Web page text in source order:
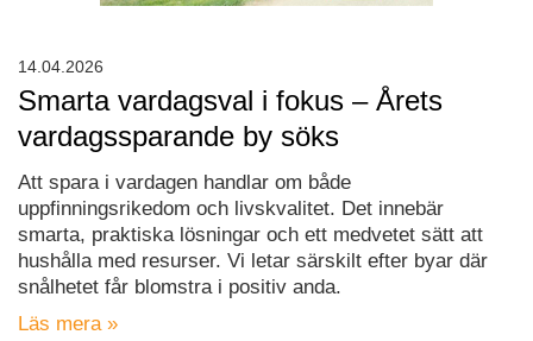
Smarta vardagsval i fokus – Årets
vardagssparande by söks
Att spara i vardagen handlar om både
uppfinningsrikedom och livskvalitet. Det innebär
smarta, praktiska lösningar och ett medvetet sätt att
hushålla med resurser. Vi letar särskilt efter byar där
snålhetet får blomstra i positiv anda.
Läs mera »
14.04.2026